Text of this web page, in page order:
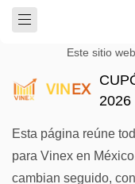
Este sitio
2026
Esta página reúne
para Vinex en
cambian seguido,